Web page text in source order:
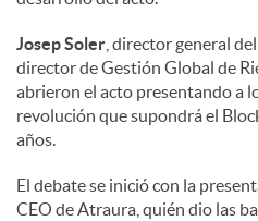
s
Josep Soler , director general
director de Gestión Global de
abrieron el acto presentando a
revolución que supondrá el
años.
El debate se inició con la
CEO de Atraura, quién dio las